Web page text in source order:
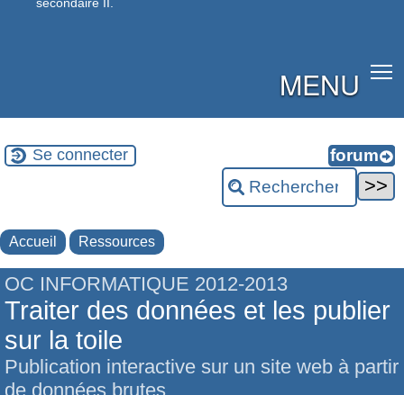
MENU
Se connecter
Accueil Ressources
OC INFORMATIQUE 2012-2013
Traiter des données et les publier
sur la toile
Publication interactive sur un site web à partir
de données brutes